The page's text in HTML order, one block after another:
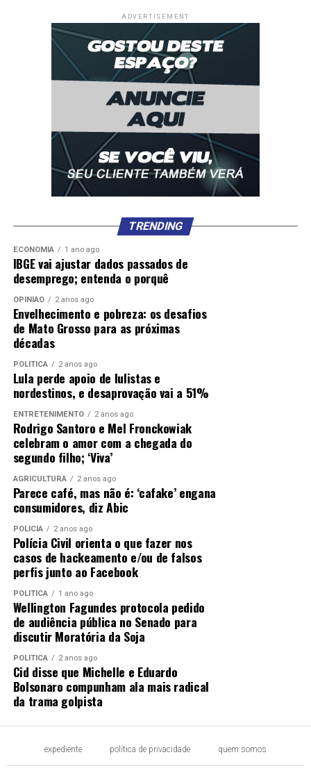
ADVERTISEMENT
TRENDING
ECONOMIA 1 ano ago
IBGE vai ajustar dados passados de
desemprego; entenda o porquê
OPINIÃO 2 anos ago
Envelhecimento e pobreza: os desafios
de Mato Grosso para as próximas
décadas
POLÍTICA 2 anos ago
Lula perde apoio de lulistas e
nordestinos, e desaprovação vai a 51%
ENTRETENIMENTO 2 anos ago
Rodrigo Santoro e Mel Fronckowiak
celebram o amor com a chegada do
segundo filho; ‘Viva’
AGRICULTURA 2 anos ago
Parece café, mas não é: ‘cafake’ engana
consumidores, diz Abic
POLÍCIA 2 anos ago
Polícia Civil orienta o que fazer nos
casos de hackeamento e/ou de falsos
perfis junto ao Facebook
POLÍTICA 1 ano ago
Wellington Fagundes protocola pedido
de audiência pública no Senado para
discutir Moratória da Soja
POLÍTICA 2 anos ago
Cid disse que Michelle e Eduardo
Bolsonaro compunham ala mais radical
da trama golpista
expediente política de privacidade quem somos